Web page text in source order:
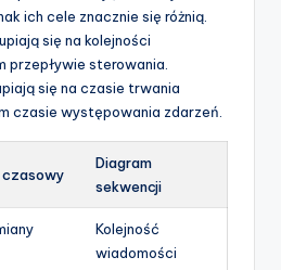
ich cele znacznie się różnią.
się na kolejności
przepływie sterowania.
się na czasie trwania
czasie występowania zdarzeń.
czasowy
Diagram
sekwencji
Kolejność
wiadomości